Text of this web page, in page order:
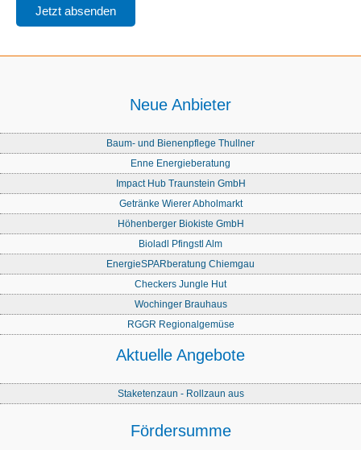
Neue Anbieter
Baum- und Bienenpflege Thullner
Enne Energieberatung
Impact Hub Traunstein GmbH
Getränke Wierer Abholmarkt
Höhenberger Biokiste GmbH
Bioladl Pfingstl Alm
EnergieSPARberatung Chiemgau
Checkers Jungle Hut
Wochinger Brauhaus
RGGR Regionalgemüse
Aktuelle Angebote
Staketenzaun - Rollzaun aus
Fördersumme